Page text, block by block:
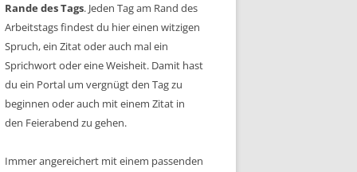
Rande des Tags. Jeden Tag am Rand des
Arbeitstags findest du hier einen witzigen
Spruch, ein Zitat oder auch mal ein
Sprichwort oder eine Weisheit. Damit hast
du ein Portal um vergnügt den Tag zu
beginnen oder auch mit einem Zitat in
den Feierabend zu gehen.
Immer angereichert mit einem passenden